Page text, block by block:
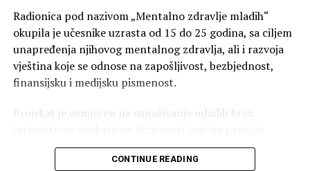
Radionica pod nazivom „Mentalno zdravlje mladih“
okupila je učesnike uzrasta od 15 do 25 godina, sa ciljem
unapređenja njihovog mentalnog zdravlja, ali i razvoja
vještina koje se odnose na zapošljivost, bezbjednost,
finansijsku i medijsku pismenost.
Projekat je usmjeren na osnaživanje mladih kroz
praktična znanja i alate za donošenje informisanih
odluka, aktivnije učešće u društvu, kao i razvoj
CONTINUE READING